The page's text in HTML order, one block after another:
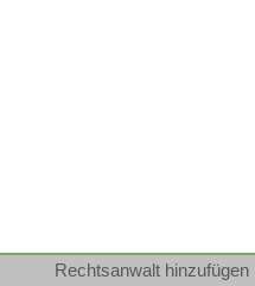
Rechtsanwalt hinzufügen